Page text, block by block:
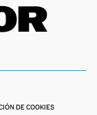
DE COOKIES